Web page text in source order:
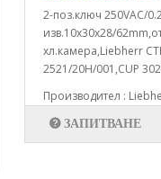
2-поз.ключ 250VAC/
изв.10x30x28/
хл.камера,Liebherr
2521/20H/001,CUP
Производител :
ЗАПИТВАНЕ